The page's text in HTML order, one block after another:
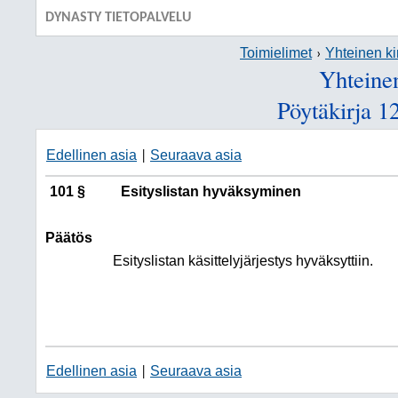
DYNASTY TIETOPALVELU
Toimielimet Yhteinen
Pöytäkirja
Edellinen asia Seuraava asia
101 § Esityslistan hyväksyminen
Päätös
Esityslistan käsittelyjärjestys hyväksyttiin.
Edellinen asia Seuraava asia